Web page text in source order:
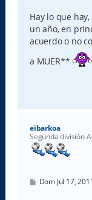
Hay lo que
un año, en
acuerdo o no
a MUER**
eibarkoa
Segunda división A
M
Dom Jul 17,